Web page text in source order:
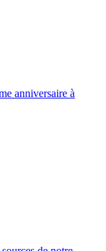
anniversaire à